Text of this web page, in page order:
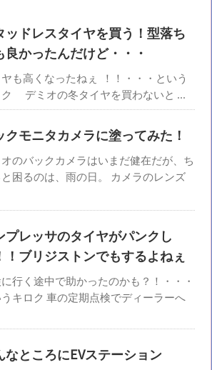
ッドレスタイヤを買う！型落ち
良かったんだけど・・・
も高くなったねぇ ！！・・・という
ク デミオの冬タイヤを買わないと ...
クモニタカメラに塗ってみた！
のバックカメラはいまだ健在だが、ち
と困るのは、雨の日。 カメラのレンズ
プレッサのタイヤがパンクし
！ブリジストンでもするよねぇ
行く途中で助かったのかも？！・・・
キロク 車の定期点検でディーラーへ
なところにEVステーション